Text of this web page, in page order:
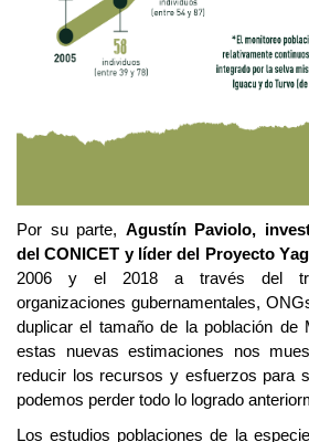
Por su parte, Agustín Paviolo,
del CONICET y líder del Proyecto
2006 y el 2018 a través del
organizaciones gubernamentales,
duplicar el tamaño de la población de
estas nuevas estimaciones nos
reducir los recursos y esfuerzos para
podemos perder todo lo logrado
Los estudios poblaciones de la